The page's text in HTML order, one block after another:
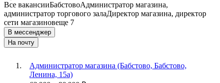
Все вакансииБабстовоАдминистратор магазина,
администратор торгового залаДиректор магазина, директор
сети магазиновеще 7
В мессенджер
На почту
Администратор магазина (Бабстово, Бабстово,
Ленина, 15а)